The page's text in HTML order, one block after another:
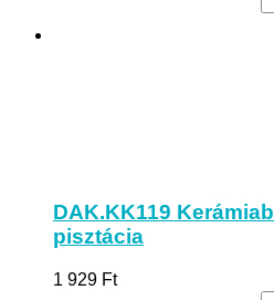
DAK.KK119
pisztácia
1 929 Ft